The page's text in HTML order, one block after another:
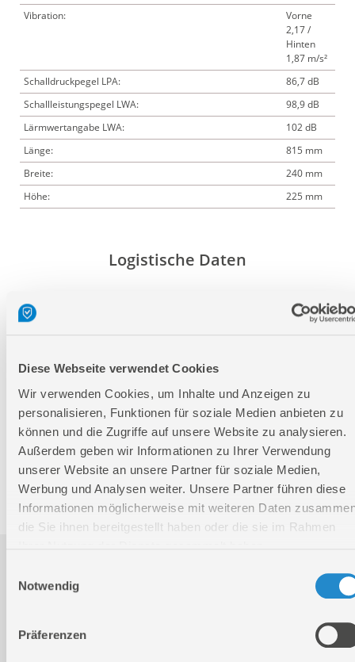
Diese Webseite verwendet Cookies
Wir verwenden Cookies, um Inhalte und Anzeigen zu
personalisieren, Funktionen für soziale Medien anbieten zu
können und die Zugriffe auf unsere Website zu analysieren.
Außerdem geben wir Informationen zu Ihrer Verwendung
unserer Website an unsere Partner für soziale Medien,
Werbung und Analysen weiter. Unsere Partner führen diese
Informationen möglicherweise mit weiteren Daten
die Sie ihnen bereitgestellt haben oder die sie im Rahmen
Notwendig
Präferenzen
Vibration:
Vorne
2,17 /
Hinten
1,87 m/s²
Schalldruckpegel LPA:
86,7 dB
Schallleistungspegel LWA:
98,9 dB
Lärmwertangabe LWA:
102 dB
Länge:
815 mm
Breite:
240 mm
Höhe:
225 mm
Logistische Daten
Verpackungsmaße
Länge
Höhe
Nettogewicht:
3,262 kg
Bruttogewicht:
4,799 kg
4015671842152
Artikelnummer:
58650